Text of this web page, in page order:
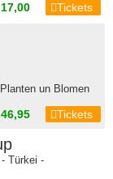
Tickets
un Blomen
Tickets
Türkei -